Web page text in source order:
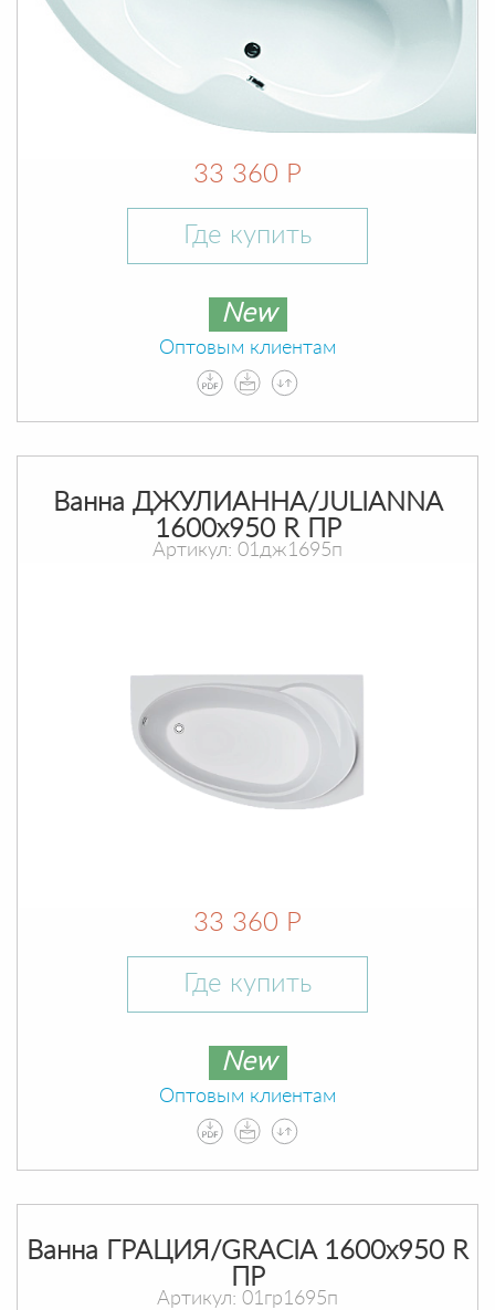
33 360 Р
Где купить
New
Оптовым клиентам
Ванна ДЖУЛИАННА/JULIANNA
1600х950 R ПР
Артикул: 01дж1695п
33 360 Р
Где купить
New
Оптовым клиентам
Ванна ГРАЦИЯ/GRACIA 1600х950 R
ПР
Артикул: 01гр1695п